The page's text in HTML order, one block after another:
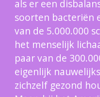
als er een
soorten bacteriën
van de 5.000.000
het menselijk
paar van de
eigenlijk
zichzelf gezond